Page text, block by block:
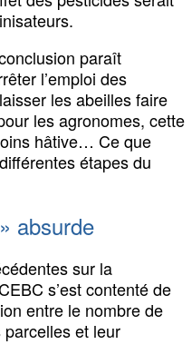
paraît
l’emploi des
les abeilles faire
les agronomes, cette
hâtive… Ce que
étapes du
absurde
sur la
s’est contenté de
entre le nombre de
et leur